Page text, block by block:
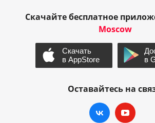
Скачайте бесплатное
Moscow
Оставайтесь на